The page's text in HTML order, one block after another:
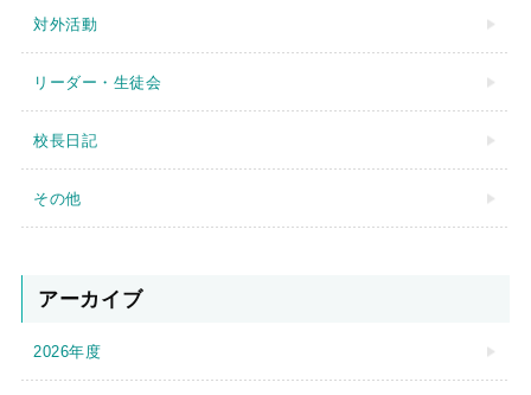
対外活動
リーダー・生徒会
校長日記
その他
アーカイブ
2026年度